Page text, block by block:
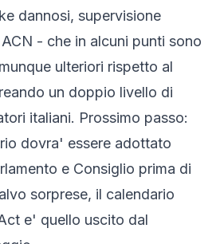
dannosi, supervisione
- che in alcuni punti sono
ulteriori rispetto al
un doppio livello di
italiani. Prossimo passo:
dovra' essere adottato
e Consiglio prima di
sorprese, il calendario
e' quello uscito dal